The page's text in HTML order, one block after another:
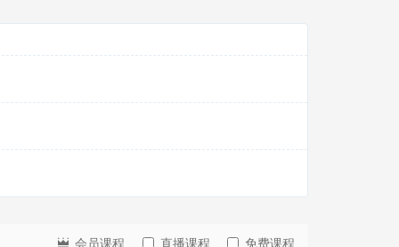
会员课程 直播课程 免费课程